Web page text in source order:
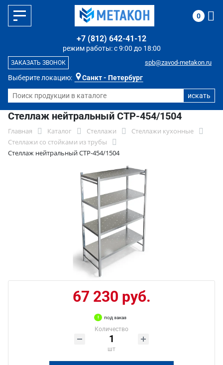
Выберите локацию: Санкт - Петербург
режим работы: с 9:00 до 18:00
+7 (812) 642-41-12
spb@zavod-metakon.ru
ЗАКАЗАТЬ ЗВОНОК
0
Стеллаж нейтральный СТР-454/1504
Главная Каталог Стеллажи
Стеллажи кухонные
Стеллажи со стойками из трубы
Стеллаж нейтральный СТР-454/1504
67 230 руб.
под заказ
Количество
шт